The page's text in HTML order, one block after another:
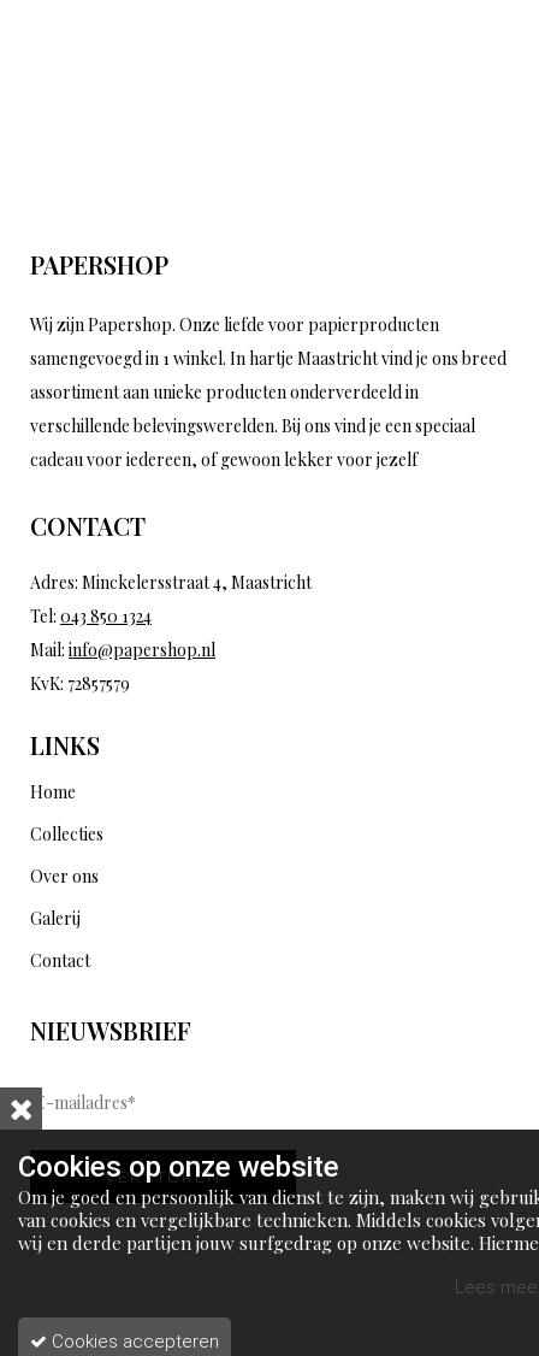
PAPERSHOP
Wij zijn Papershop. Onze liefde voor papierproducten
samengevoegd in 1 winkel. In hartje Maastricht vind je ons breed
assortiment aan unieke producten onderverdeeld in
verschillende belevingswerelden. Bij ons vind je een speciaal
cadeau voor iedereen, of gewoon lekker voor jezelf
CONTACT
Adres: Minckelersstraat 4, Maastricht
Tel: 043 850 1324
Mail: info@papershop.nl
KvK: 72857579
LINKS
Home
Collecties
Over ons
Galerij
Contact
NIEUWSBRIEF
E
-
m
a
i
l
d
VERSTUREN
Cookies op onze website
Om je goed en persoonlijk van dienst te zijn, maken wij
van cookies en vergelijkbare technieken. Middels cookies
wij en derde partijen jouw surfgedrag op onze website.
Lees
Cookies accepteren